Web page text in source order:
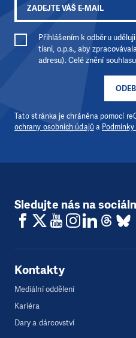
Přihlášením k odběru
tísni, o.p.s., aby
adresu). Celé znění souhlasu
Tato stránka je chráněna pomocí
ochrany osobních údajů a
Sledujte nás na
Kontakty
Mediální oddělení
Kariéra
Dary a dárcovství